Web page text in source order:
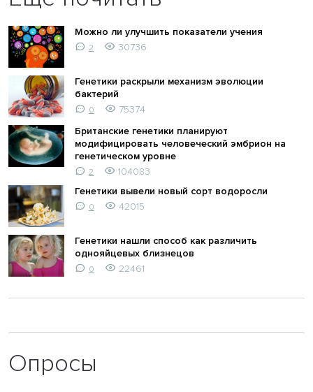
Можно ли улучшить показатели учения
2 30736
Генетики раскрыли механизм эволюции
бактерий
0
75374
Британские генетики планируют
модифицировать человеческий эмбрион на
генетическом уровне
2
104083
Генетики вывели новый сорт водоросли
0 42015
Генетики нашли способ как различить
однояйцевых близнецов
0 22461
Опросы